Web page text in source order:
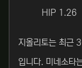
HIP 1.26
지올리토는 최근
입니다. 미네소타